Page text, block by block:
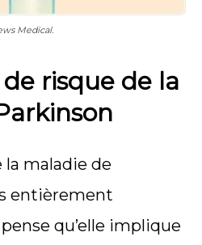
Medical.
risque de la
la maladie de
entièrement
qu’elle implique